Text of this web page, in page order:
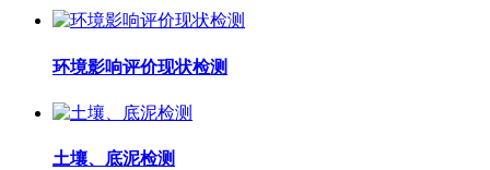
环境影响评价现状检测
土壤、底泥检测